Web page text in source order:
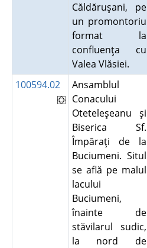
Căldăruşani, pe
un promontoriu
format la
confluenţa cu
Valea Vlăsiei.
100594.02
Ansamblul
Conacului
Oteteleşeanu şi
Biserica Sf.
Împăraţi de la
Buciumeni. Situl
se află pe malul
lacului
Buciumeni,
înainte de
stăvilarul sudic,
la nord de